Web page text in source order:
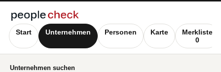
Start Unternehmen Personen Karte
Merkliste
0
Unternehmen suchen